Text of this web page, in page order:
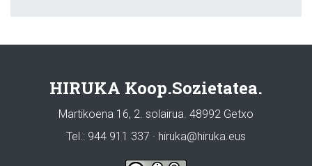
HIRUKA Koop.Sozietatea.
Martikoena 16, 2. solairua. 48992 Getxo
Tel.: 944 911 337 · hiruka@hiruka.eus